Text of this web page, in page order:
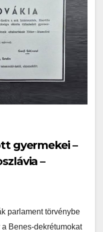
gyermekei –
–
parlament törvénybe
Benes-dekrétumokat